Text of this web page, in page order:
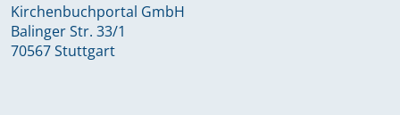
Kirchenbuchportal GmbH
Balinger Str. 33/1
70567 Stuttgart